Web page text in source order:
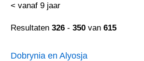
< vanaf 9 jaar
Resultaten326 -350 van615
Dobrynia en Alyosja